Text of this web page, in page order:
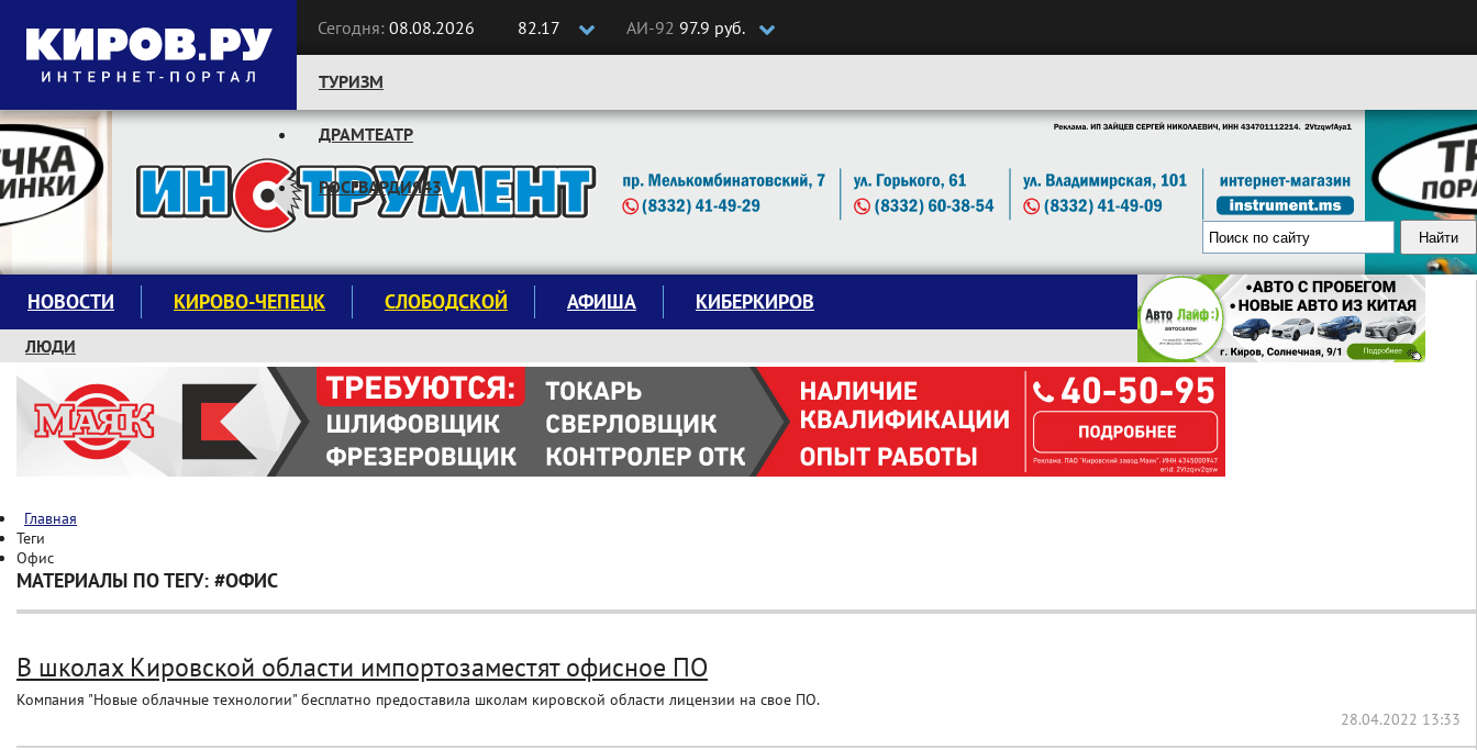
Сегодня: 08.08.2026 82.17 АИ-92 97.9 руб.
Следите за новостями:
ТУРИЗМ
ДРАМТЕАТР
РОСГВАРДИЯ43
НОВОСТИ КИРОВО-ЧЕПЕЦК СЛОБОДСКОЙ АФИША КИБЕРКИРОВ
ЛЮДИ
КРУЖКИ И СЕКЦИИ
ЗАВОДУ "МАЯК" 85 ЛЕТ
ЭКОЛОГИЯ
Главная
Теги
Офис
МАТЕРИАЛЫ ПО ТЕГУ: #ОФИС
В школах Кировской области импортозаместят офисное ПО
Компания "Новые облачные технологии" бесплатно предоставила школам кировской области лицензии на свое ПО.
28.04.2022 13:33